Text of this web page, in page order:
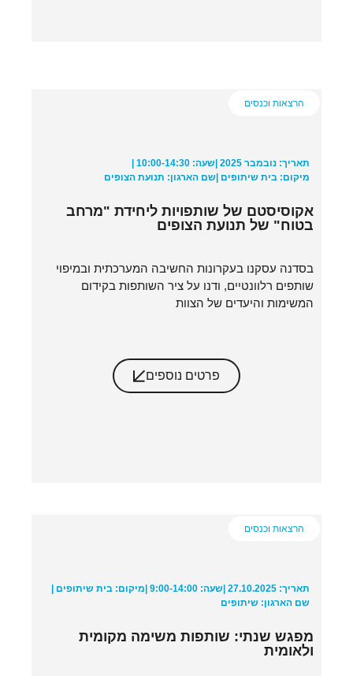
הרצאות וכנסים
תאריך: נובמבר 2025 |
שעה: 10:00-14:30 |
מיקום: בית שיתופים | שם הארגון: תנועת הצופים
אקוסיסטם של שותפויות ליחידת "מרחב
בטוח" של תנועת הצופים
בסדנה עסקנו בעקרונות החשיבה המערכתית ובמיפוי
שותפים רלוונטיים, ודנו על ציר השותפות בקידום
המשימות והיעדים של הצוות
פרטים נוספים
הרצאות וכנסים
תאריך: 27.10.2025 | שעה: 9:00-14:00 |
מיקום: בית שיתופים |
שם הארגון: שיתופים
מפגש שנתי: שותפות משימה מקומית
ולאומית